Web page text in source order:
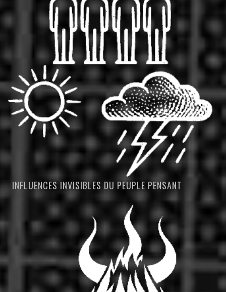
INFLUENCES INVISIBLES DU PEUPLE PENSANT